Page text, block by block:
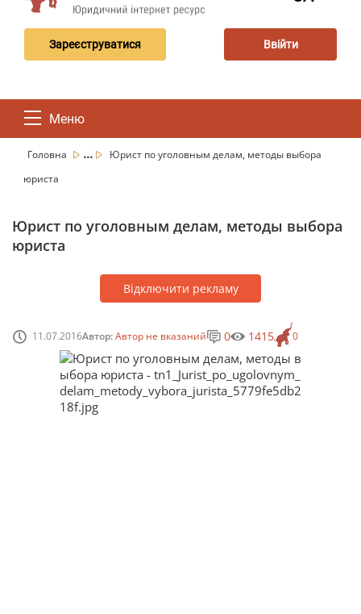
Зареєструватися Ввійти
Меню
Головна ...
Юрист по уголовным делам, методы выбора
юриста
Юрист по уголовным делам, методы выбора
юриста
Відключити рекламу
11.07.2016Автор:Автор не вказаний 0
0 1415